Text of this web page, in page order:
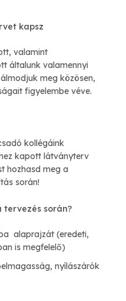
kapsz
valamint
általunk valamennyi
meg közösen,
figyelembe véve.
kollégáink
kapott látványterv
hozhasd meg a
során!
tervezés során?
alaprajzát (eredeti,
is megfelelő)
nyílászárók